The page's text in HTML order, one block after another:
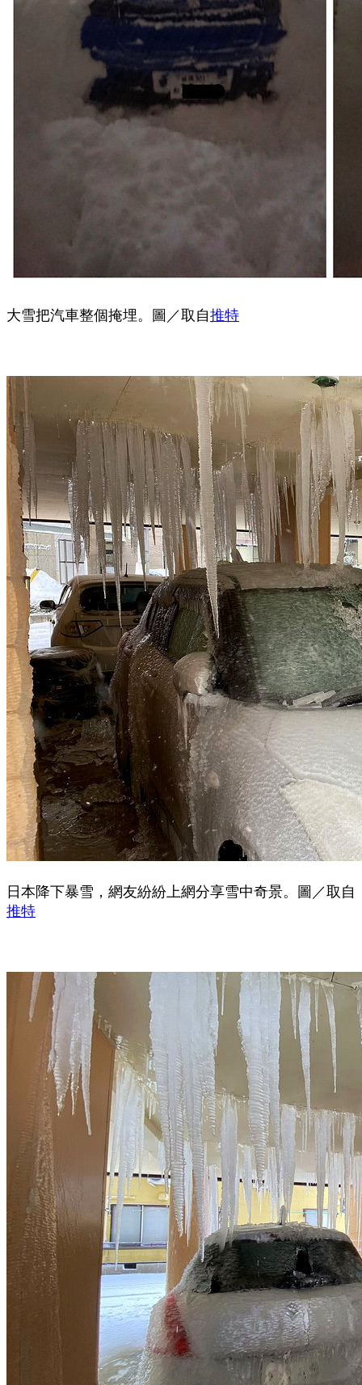
大雪把汽車整個掩埋。圖／取自推特
日本降下暴雪，網友紛紛上網分享雪中奇景。圖／取自
推特